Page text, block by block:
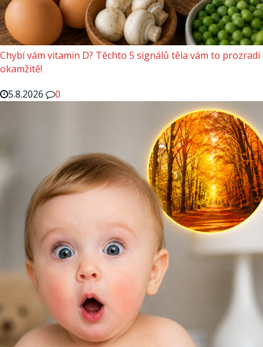
Chybí vám vitamin D? Těchto 5 signálů těla vám to prozradí
okamžitě!
5.8.2026
0